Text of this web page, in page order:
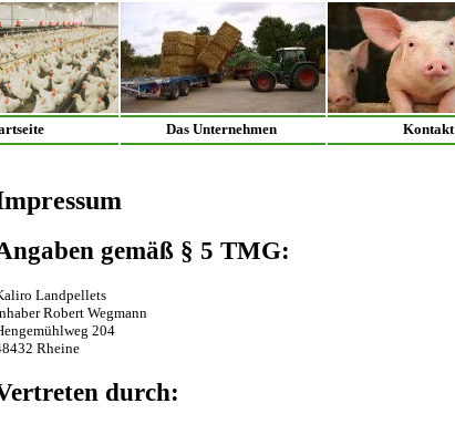
Das Unternehmen Kontakt
gemäß § 5 TMG:
Landpellets
Robert Wegmann
204
Rheine
durch: